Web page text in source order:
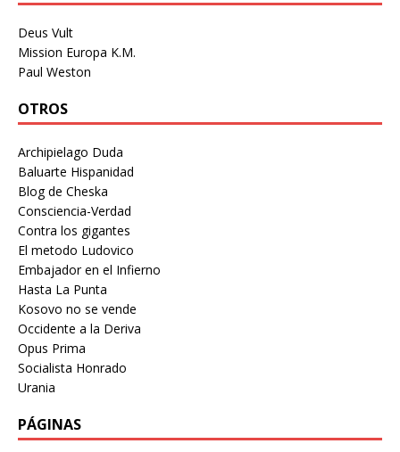
Deus Vult
Mission Europa K.M.
Paul Weston
OTROS
Archipielago Duda
Baluarte Hispanidad
Blog de Cheska
Consciencia-Verdad
Contra los gigantes
El metodo Ludovico
Embajador en el Infierno
Hasta La Punta
Kosovo no se vende
Occidente a la Deriva
Opus Prima
Socialista Honrado
Urania
PÁGINAS